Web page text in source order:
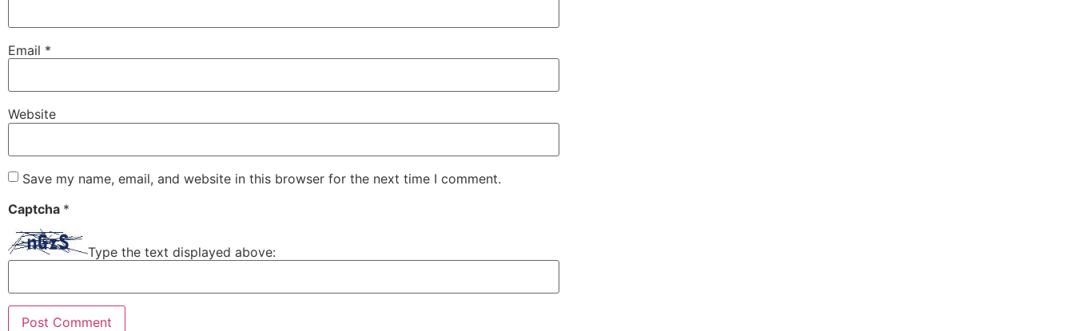
Email *
Website
Save my name, email, and website in this browser for the next time I comment.
Captcha *
Type the text displayed above: